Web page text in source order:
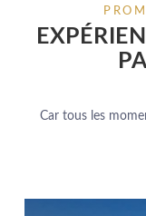
Car tous les